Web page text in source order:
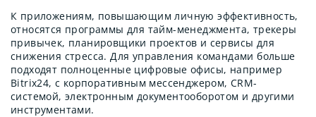
К приложениям, повышающим личную эффективность,
относятся программы для тайм-менеджмента, трекеры
привычек, планировщики проектов и сервисы для
снижения стресса. Для управления командами больше
подходят полноценные цифровые офисы, например
Bitrix24, с корпоративным мессенджером, CRM-
системой, электронным документооборотом и другими
инструментами.